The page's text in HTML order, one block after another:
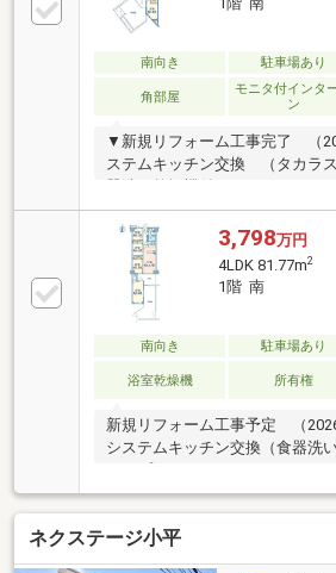
はいくら借りられるかしら？・
るんだけど・・・・フラット35
て？・個人で事業をしているん
やご不安なことををお聞かせく
タッフが丁寧にわかりやすくご
南向き 駐車場あり
角部屋
モニタ付インタ
ン
▼新規リフォーム工事完了 （
ステムキッチン交換 （タカラ
静音シンク・フローリング貼替
替え・建具交換・玄関収納交
ラス6.47m2、専用庭23m2付の
つき、陽当たり良好・リビング
の2面窓につき、採光・通風良好
側・西側の2面窓につき、採光・
畳にウォークインクローゼット
3,798万円
4LDK 81.77m2
1階 南
南向き 駐車場あり
浴室乾燥機 所有権
新規リフォーム工事予定 （
システムキッチン交換（食器洗
インフレームミラー、スゴピカ
やすい床）・トイレ交換（ハイ
節水トイレ）・洗面化粧台交換
え・天井、壁クロス貼替え・建
ネクステージ小平